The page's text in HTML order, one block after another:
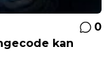
0
kan